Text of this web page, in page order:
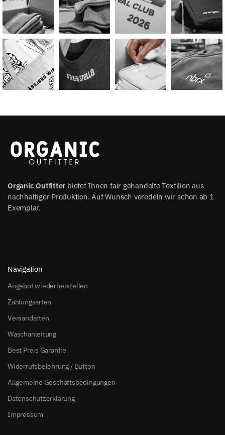
Organic Outfitter bietet Ihnen fair gehandelte Textilien aus
nachhaltiger Produktion. Auf Wunsch veredeln wir schon ab 1
Exemplar.
Navigation
Angebot wiederherstellen
Zahlungsarten
Versandarten
Waschanleitung
Best Preis Garantie
Widerrufsbelehrung / Button
Allgemeine Geschäftsbedingungen
Datenschutzerklärung
Impressum